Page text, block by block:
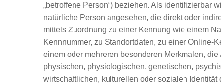
„betroffene Person“) beziehen. Als identifizierbar
natürliche Person angesehen, die direkt oder
mittels Zuordnung zu einer Kennung wie einem
Kennnummer, zu Standortdaten, zu einer Online-
einem oder mehreren besonderen Merkmalen, die
physischen, physiologischen, genetischen,
wirtschaftlichen, kulturellen oder sozialen Identität